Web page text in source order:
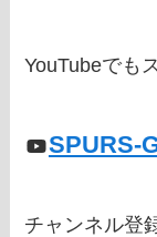
YouTubeでも
SPURS-
チャンネル登